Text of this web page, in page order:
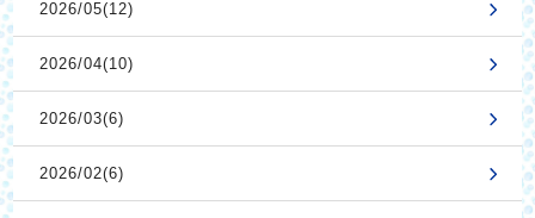
2026/05(12)
2026/04(10)
2026/03(6)
2026/02(6)